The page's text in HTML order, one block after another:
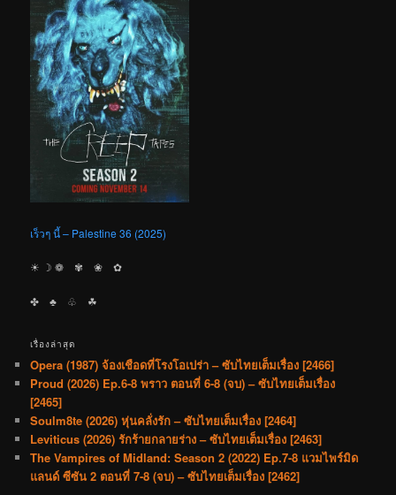
เร็วๆ นี้ – Palestine 36 (2025)
☀︎ ☽ ❁ ✾ ❀ ✿
✤ ♣︎ ♧ ☘︎
เรื่องล่าสุด
Opera (1987) จ้องเชือดที่โรงโอเปร่า – ซับไทยเต็มเรื่อง [2466]
Proud (2026) Ep.6-8 พราว ตอนที่ 6-8 (จบ) – ซับไทยเต็มเรื่อง
[2465]
Soulm8te (2026) หุ่นคลั่งรัก – ซับไทยเต็มเรื่อง [2464]
Leviticus (2026) รักร้ายกลายร่าง – ซับไทยเต็มเรื่อง [2463]
The Vampires of Midland: Season 2 (2022) Ep.7-8 แวมไพร์มิด
แลนด์ ซีซัน 2 ตอนที่ 7-8 (จบ) – ซับไทยเต็มเรื่อง [2462]